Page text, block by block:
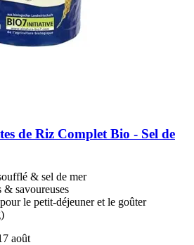
de Riz Complet Bio -​ Sel de
& sel de mer
& savoureuses
le petit-déjeuner et le goûter
août